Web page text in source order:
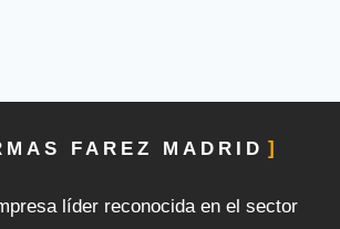
FAREZ MADRID
líder reconocida en el sector